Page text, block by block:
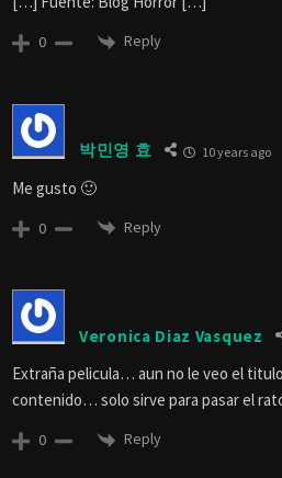
0 Reply
박민영 효 10 years ago
Me gusto 🙂
0 Reply
Veronica Diaz Vasquez
Extraña pelicula… aun no le veo el
contenido… solo sirve para pasar el
0 Reply